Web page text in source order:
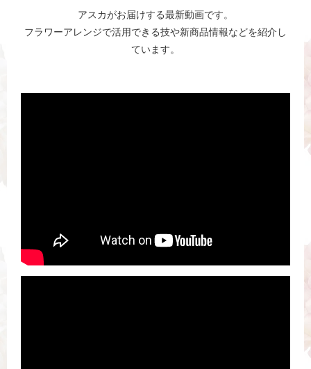
アスカがお届けする最新動画です。
フラワーアレンジで活用できる技や新商品情報などを紹介し
ています。